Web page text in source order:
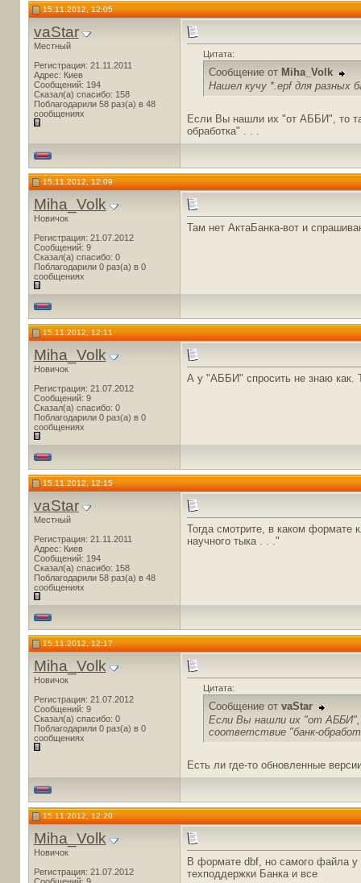
15.11.2012, 12:05
vaStar
Местный
Регистрация: 21.11.2011
Адрес: Киев
Сообщений: 194
Сказал(а) спасибо: 158
Поблагодарили 58 раз(а) в 48
сообщениях
Цитата:
Сообщение от Miha_Volk
Нашел кучу *.epf для разных
Если Вы нашли их "от АББИ", то
обработка" . . .
15.11.2012, 12:09
Miha_Volk
Новичок
Регистрация: 21.07.2012
Сообщений: 9
Сказал(а) спасибо: 0
Поблагодарили 0 раз(а) в 0
сообщениях
Там нет АктаБанка-вот и
15.11.2012, 12:11
Miha_Volk
Новичок
Регистрация: 21.07.2012
Сообщений: 9
Сказал(а) спасибо: 0
Поблагодарили 0 раз(а) в 0
сообщениях
А у "АББИ" спросить не знаю как.
15.11.2012, 12:15
vaStar
Местный
Регистрация: 21.11.2011
Адрес: Киев
Сообщений: 194
Сказал(а) спасибо: 158
Поблагодарили 58 раз(а) в 48
сообщениях
Тогда смотрите, в каком формате
научного тыка . . ."
15.11.2012, 12:17
Miha_Volk
Новичок
Регистрация: 21.07.2012
Сообщений: 9
Сказал(а) спасибо: 0
Поблагодарили 0 раз(а) в 0
сообщениях
Цитата:
Сообщение от vaStar
Если Вы нашли их "от АББИ",
соответствие "банк-
Есть ли где-то обновленные
15.11.2012, 12:20
Miha_Volk
Новичок
Регистрация: 21.07.2012
В формате dbf, но самого файла у
техподдержки Банка и все